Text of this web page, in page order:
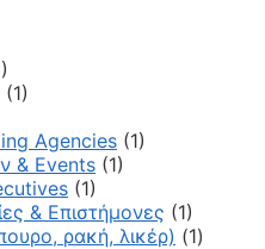
(1)
Agencies (1)
& Events (1)
(1)
& Επιστήμονες (1)
ρακή, λικέρ) (1)